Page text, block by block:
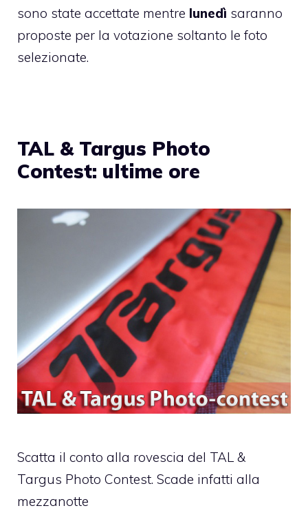
sono state accettate mentre lunedì saranno
proposte per la votazione soltanto le foto
selezionate.
TAL & Targus Photo
Contest: ultime ore
Scatta il conto alla rovescia del TAL &
Targus Photo Contest. Scade infatti alla
mezzanotte